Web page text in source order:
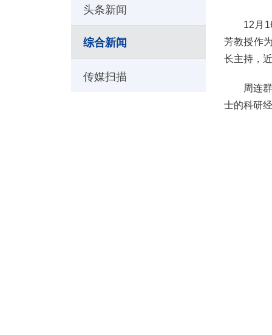
头条新闻
综合新闻
传媒扫描
12月
芳教授作
长主持，
周连
士的科研经